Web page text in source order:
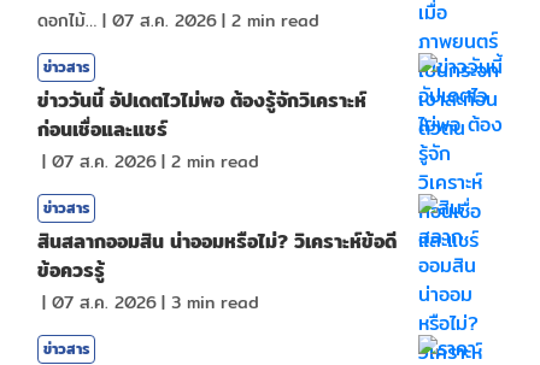
ดอกไม้กับสายน้ำ | 07 ส.ค. 2026| 2 min read
ข่าวสาร
ข่าววันนี้ อัปเดตไวไม่พอ ต้องรู้จักวิเคราะห์
ก่อนเชื่อและแชร์
| 07 ส.ค. 2026| 2 min read
ข่าวสาร
สินสลากออมสิน น่าออมหรือไม่? วิเคราะห์ข้อดี
ข้อควรรู้
| 07 ส.ค. 2026| 3 min read
ข่าวสาร